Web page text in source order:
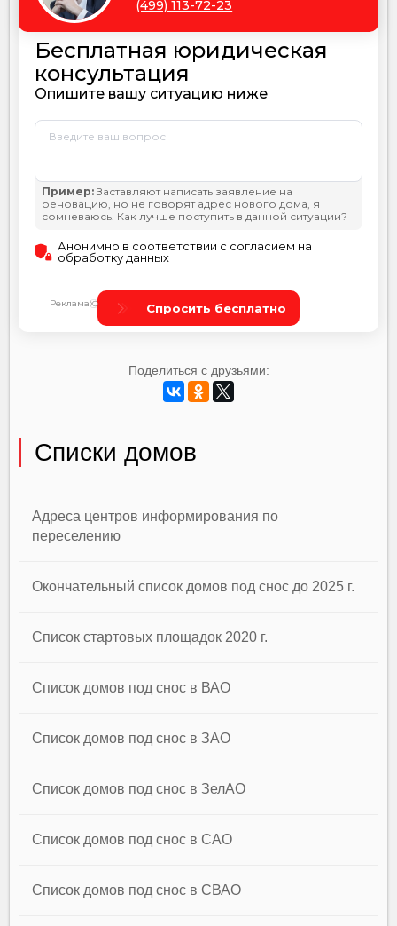
Поделиться с друзьями:
Списки домов
Адреса центров информирования по
переселению
Окончательный список домов под снос до 2025 г.
Список стартовых площадок 2020 г.
Список домов под снос в ВАО
Список домов под снос в ЗАО
Список домов под снос в ЗелАО
Список домов под снос в САО
Список домов под снос в СВАО